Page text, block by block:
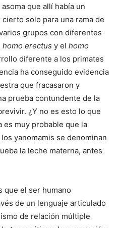
que allí había un
solo para una rama de
grupos con diferentes
homo erectus y el homo
diferente a los primates
ha conseguido evidencia
que fracasaron y
prueba contundente de la
¿Y no es esto lo que
es muy probable que la
yanomamis se denominan
la leche materna, antes
que el ser humano
de un lenguaje articulado
de relación múltiple